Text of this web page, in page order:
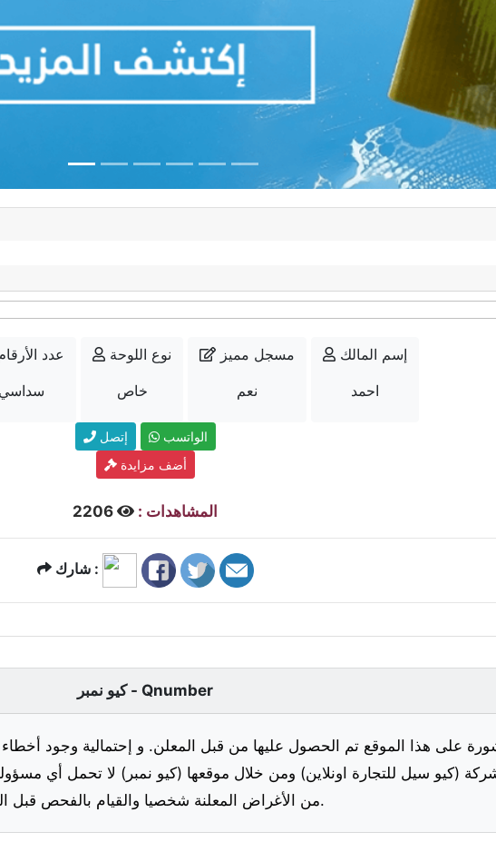
عدد
سداسي
نوع اللوحة
خاص
مسجل مميز
نعم
إسم المالك
احمد
إتصل
الواتسب
أضف مزايدة
المشاهدات :
شارك :
كيو نمبر - Qnumber
على هذا الموقع تم الحصول عليها من قبل المعلن. و إحتمالية وجود
(كيو سيل للتجارة اونلاين) ومن خلال موقعها (كيو نمبر) لا تحمل أي
من الأغراض المعلنة شخصيا والقيام بالفحص قبل الشراء.